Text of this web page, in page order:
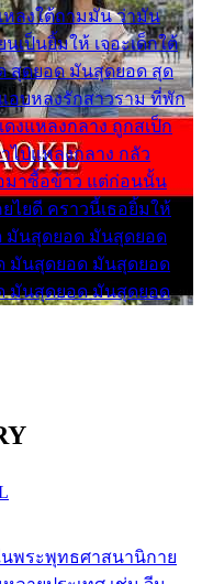
หลงใต้ถามมัน ว่ามัน
เป็นยิ้มให้ เจอะเด็กใต้
สุดยอด มันสุดยอด สุด
อบหลงรักสาวราม ที่พัก
งแหลงกลาง ถูกสเป็ก
ไปแหลงกลาง กลัว
มาซื้อข้าว แต่ก่อนนั้น
ยไยดี คราวนี้เธอยิ้มให้
มันสุดยอด มันสุดยอด
มันสุดยอด มันสุดยอด
มันสุดยอด มันสุดยอด
พระพุทธศาสนานิกาย